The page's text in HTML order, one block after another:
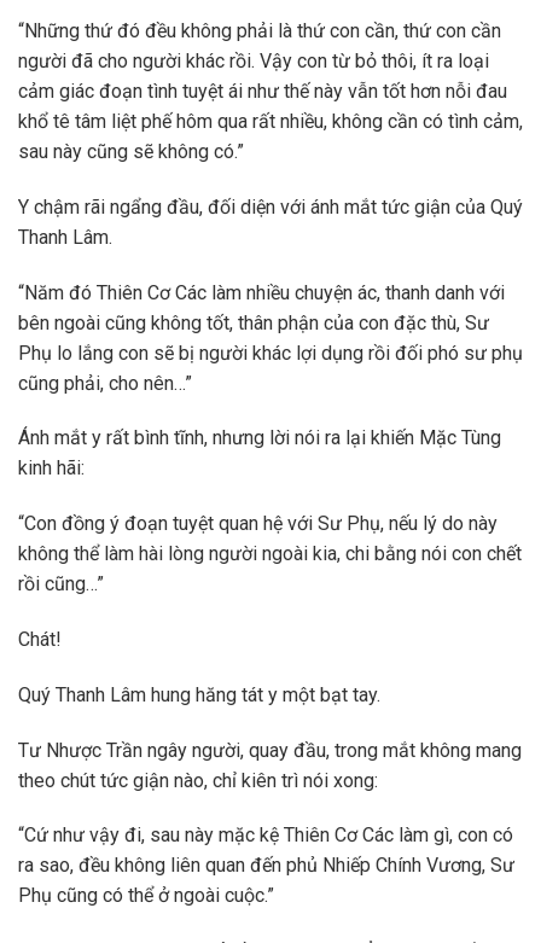
“Những thứ đó đều không phải là thứ con cần, thứ con cần
người đã cho người khác rồi. Vậy con từ bỏ thôi, ít ra loại
cảm giác đoạn tình tuyệt ái như thế này vẫn tốt hơn nỗi đau
khổ tê tâm liệt phế hôm qua rất nhiều, không cần có tình cảm,
sau này cũng sẽ không có.”
Y chậm rãi ngẩng đầu, đối diện với ánh mắt tức giận của Quý
Thanh Lâm.
“Năm đó Thiên Cơ Các làm nhiều chuyện ác, thanh danh với
bên ngoài cũng không tốt, thân phận của con đặc thù, Sư
Phụ lo lắng con sẽ bị người khác lợi dụng rồi đối phó sư phụ
cũng phải, cho nên…”
Ánh mắt y rất bình tĩnh, nhưng lời nói ra lại khiến Mặc Tùng
kinh hãi:
“Con đồng ý đoạn tuyệt quan hệ với Sư Phụ, nếu lý do này
không thể làm hài lòng người ngoài kia, chi bằng nói con chết
rồi cũng…”
Chát!
Quý Thanh Lâm hung hăng tát y một bạt tay.
Tư Nhược Trần ngây người, quay đầu, trong mắt không mang
theo chút tức giận nào, chỉ kiên trì nói xong:
“Cứ như vậy đi, sau này mặc kệ Thiên Cơ Các làm gì, con có
ra sao, đều không liên quan đến phủ Nhiếp Chính Vương, Sư
Phụ cũng có thể ở ngoài cuộc.”